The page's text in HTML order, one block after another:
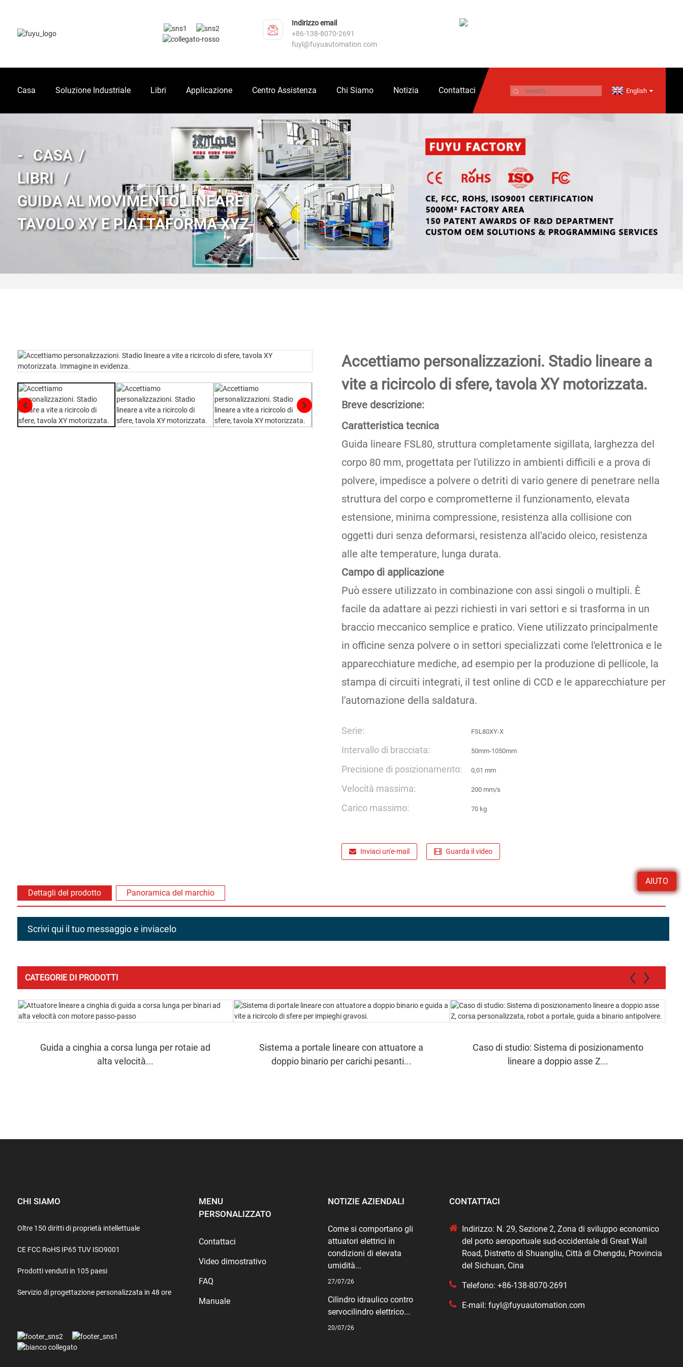
AIUTO
Indirizzo email
+86-138-8070-2691
fuyl@fuyuautomation.com
Casa Soluzione Industriale Libri Applicazione Centro Assistenza Chi Siamo Notizia Contattaci English
CASA
LIBRI
GUIDA AL MOVIMENTO LINEARE
TAVOLO XY E PIATTAFORMA XYZ
Accettiamo personalizzazioni. Stadio lineare a
vite a ricircolo di sfere, tavola XY motorizzata.
Breve descrizione:
Caratteristica tecnica
Guida lineare FSL80, struttura completamente sigillata, larghezza del
corpo 80 mm, progettata per l'utilizzo in ambienti difficili e a prova di
polvere, impedisce a polvere o detriti di vario genere di penetrare nella
struttura del corpo e comprometterne il funzionamento, elevata
estensione, minima compressione, resistenza alla collisione con
oggetti duri senza deformarsi, resistenza all'acido oleico, resistenza
alle alte temperature, lunga durata.
Campo di applicazione
Può essere utilizzato in combinazione con assi singoli o multipli. È
facile da adattare ai pezzi richiesti in vari settori e si trasforma in un
braccio meccanico semplice e pratico. Viene utilizzato principalmente
in officine senza polvere o in settori specializzati come l'elettronica e le
apparecchiature mediche, ad esempio per la produzione di pellicole, la
stampa di circuiti integrati, il test online di CCD e le apparecchiature per
l'automazione della saldatura.
Serie: FSL80XY-X
Intervallo di bracciata: 50mm-1050mm
Precisione di posizionamento: 0,01 mm
Velocità massima: 200 mm/s
Carico massimo: 70 kg
Inviaci un'e-mail Guarda il video
Dettagli del prodotto Panoramica del marchio
Scrivi qui il tuo messaggio e inviacelo
CATEGORIE DI PRODOTTI
Guida a cinghia a corsa lunga per rotaie ad
alta velocità...
Sistema a portale lineare con attuatore a
doppio binario per carichi pesanti...
Caso di studio: Sistema di posizionamento
lineare a doppio asse Z...
CHI SIAMO
Oltre 150 diritti di proprietà intellettuale
CE FCC RoHS IP65 TUV ISO9001
Prodotti venduti in 105 paesi
Servizio di progettazione personalizzata in 48 ore
MENU
PERSONALIZZATO
Contattaci
Video dimostrativo
FAQ
Manuale
NOTIZIE AZIENDALI
Come si comportano gli
attuatori elettrici in
condizioni di elevata
umidità...
27/07/26
Cilindro idraulico contro
servocilindro elettrico...
20/07/26
CONTATTACI
Indirizzo: N. 29, Sezione 2, Zona di sviluppo economico
del porto aeroportuale sud-occidentale di Great Wall
Road, Distretto di Shuangliu, Città di Chengdu, Provincia
del Sichuan, Cina
Telefono: +86-138-8070-2691
E-mail: fuyl@fuyuautomation.com